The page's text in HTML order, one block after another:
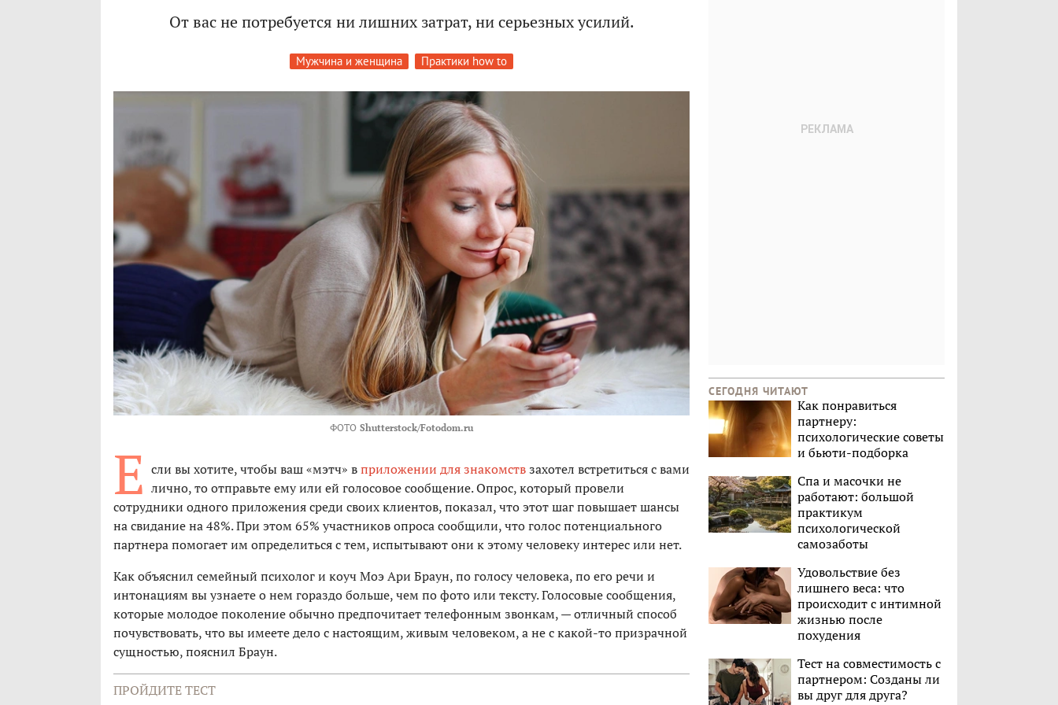
От вас не потребуется ни лишних затрат, ни серьезных усилий.
Мужчина и женщина Практики how to
ФОТО Shutterstock/Fotodom.ru
Е сли вы хотите, чтобы ваш «мэтч» вприложении для знакомствзахотел встретиться с вами
лично, то отправьте ему или ей голосовое сообщение. Опрос, который провели
сотрудники одного приложения среди своих клиентов, показал, что этот шаг повышает шансы
на свидание на 48%. При этом 65% участников опроса сообщили, что голос потенциального
партнера помогает им определиться с тем, испытывают они к этому человеку интерес или нет.
Как объяснил семейный психолог и коуч Моэ Ари Браун, по голосу человека, по его речи и
интонациям вы узнаете о нем гораздо больше, чем по фото или тексту. Голосовые сообщения,
которые молодое поколение обычно предпочитает телефонным звонкам, — отличный способ
почувствовать, что вы имеете дело с настоящим, живым человеком, а не с какой-то призрачной
сущностью, пояснил Браун.
ПРОЙДИТЕ ТЕСТ
СЕГОДНЯ ЧИТАЮТ
Как понравиться
партнеру:
психологические советы
и бьюти-подборка
Спа и масочки не
работают: большой
практикум
психологической
самозаботы
Удовольствие без
лишнего веса: что
происходит с интимной
жизнью после
похудения
Тест на совместимость с
партнером: Созданы ли
вы друг для друга?